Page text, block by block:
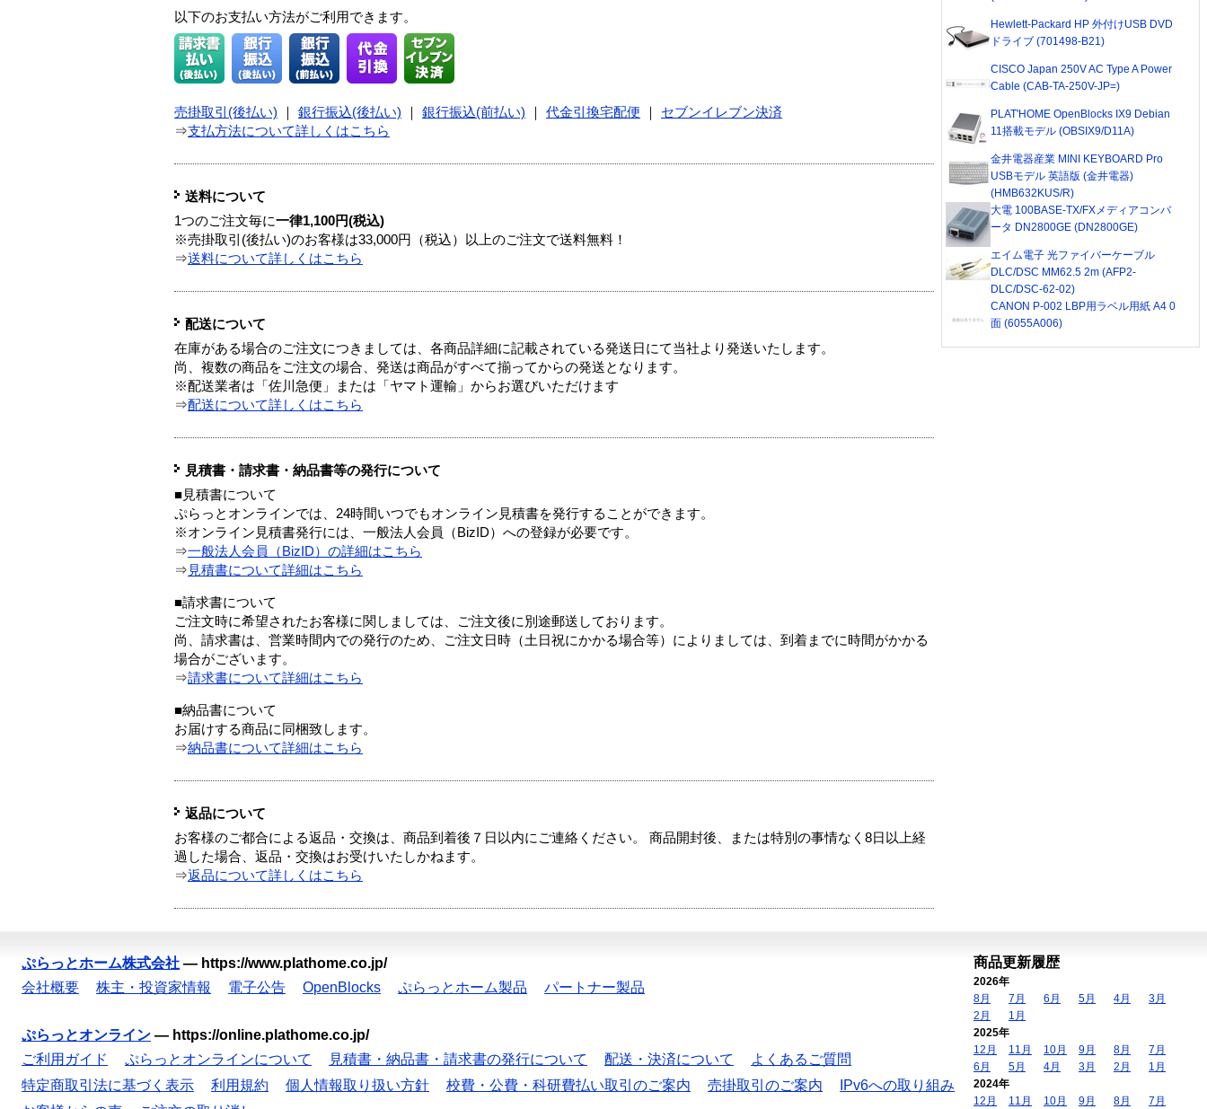
以下のお支払い方法がご利用できます。
売掛取引(後払い) 銀行振込(後払い) 銀行振込(前払い) 代金引換宅配便
セブンイレブン決済
⇒支払方法について詳しくはこちら
送料について
1つのご注文毎に一律1,100円(税込)
※売掛取引(後払い)のお客様は33,000円（税込）以上のご注文で送料無料！
⇒送料について詳しくはこちら
配送について
在庫がある場合のご注文につきましては、各商品詳細に記載されている発送日にて当社より発送いたします。
尚、複数の商品をご注文の場合、発送は商品がすべて揃ってからの発送となります。
※配送業者は「佐川急便」または「ヤマト運輸」からお選びいただけます
⇒配送について詳しくはこちら
見積書・請求書・納品書等の発行について
■見積書について
ぷらっとオンラインでは、24時間いつでもオンライン見積書を発行することができます。
※オンライン見積書発行には、一般法人会員（BizID）への登録が必要です。
⇒一般法人会員（BizID）の詳細はこちら
⇒ 見積書について詳細はこちら
■請求書について
ご注文時に希望されたお客様に関しましては、ご注文後に別途郵送しております。
尚、請求書は、営業時間内での発行のため、ご注文日時（土日祝にかかる場合等）によりましては、到着までに時間がかかる
場合がございます。
⇒請求書について詳細はこちら
■納品書について
お届けする商品に同梱致します。
⇒納品書について詳細はこちら
返品について
お客様のご都合による返品・交換は、商品到着後７日以内にご連絡ください。 商品開封後、または特別の事情なく8日以上経
過した場合、返品・交換はお受けいたしかねます。
⇒返品について詳しくはこちら
Hewlett-Packard HP 外付けUSB DVD
ドライブ (701498-B21)
CISCO Japan 250V AC Type A Power
Cable (CAB-TA-250V-JP=)
PLAT'HOME OpenBlocks IX9 Debian
11搭載モデル (OBSIX9/D11A)
金井電器産業 MINI KEYBOARD Pro
USBモデル 英語版 (金井電器)
(HMB632KUS/R)
大電 100BASE-TX/FXメディアコンバ
ータ DN2800GE (DN2800GE)
エイム電子 光ファイバーケーブル
DLC/DSC MM62.5 2m (AFP2-
DLC/DSC-62-02)
CANON P-002 LBP用ラベル用紙 A4 0
面 (6055A006)
ぷらっとホーム株式会社 — https://www.plathome.co.jp/
会社概要
株主・投資家情報 電子公告 OpenBlocks ぷらっとホーム製品 パートナー製品
ぷらっとオンライン — https://online.plathome.co.jp/
ご利用ガイド
ぷらっとオンラインについて 見積書・納品書・請求書の発行について 配送・決済について
よくあるご質問
特定商取引法に基づく表示
利用規約 個人情報取り扱い方針 校費・公費・科研費払い取引のご案内 売掛取引のご案内
IPv6への取り組み
商品更新履歴
2026年
8月
7月 6月 5月 4月
3月
2月
1月
2025年
12月
11月 10月 9月 8月
7月
6月
5月 4月 3月 2月
1月
2024年
12月
11月 10月 9月 8月 7月